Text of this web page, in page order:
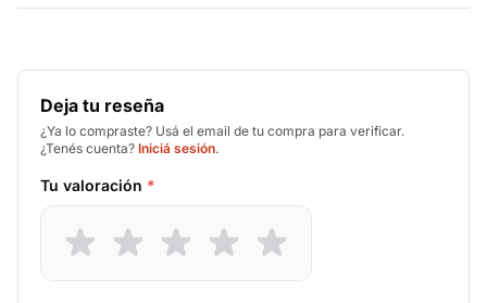
Deja tu reseña
¿Ya lo compraste? Usá el email de tu compra para verificar.
¿Tenés cuenta? Iniciá sesión.
Tu valoración *